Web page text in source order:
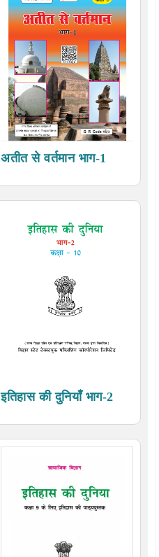
अतीत से वर्तमान भाग-1
इतिहास की दुनियाँ भाग-2